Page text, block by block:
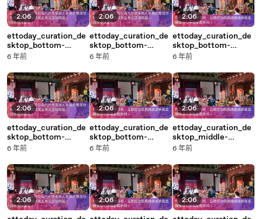
2:06
ettoday_curation_de
sktop_bottom-
copy5-20200319-
6 年前
2:06
ettoday_curation_de
sktop_bottom-
copy7-20200319-
6 年前
2:06
2:06
ettoday_curation_de
sktop_bottom-
copy8-20200319-
6 年前
2:06
ettoday_curation_de
sktop_bottom-
copy6-20200319-
6 年前
2:06
2:06
ettoday_curation_de
sktop_bottom-
copy9-20200319-
6 年前
2:06
ettoday_curation_de
sktop_middle-
copy9-20200319-
6 年前
2:06